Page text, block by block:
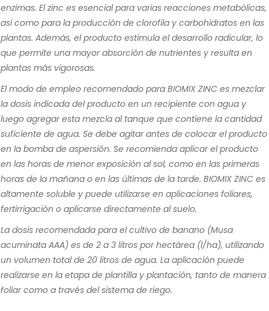
enzimas. El zinc es esencial para varias reacciones metabólicas,
así como para la producción de clorofila y carbohidratos en las
plantas. Además, el producto estimula el desarrollo radicular, lo
que permite una mayor absorción de nutrientes y resulta en
plantas más vigorosas.
El modo de empleo recomendado para BIOMIX ZINC es mezclar
la dosis indicada del producto en un recipiente con agua y
luego agregar esta mezcla al tanque que contiene la cantidad
suficiente de agua. Se debe agitar antes de colocar el producto
en la bomba de aspersión. Se recomienda aplicar el producto
en las horas de menor exposición al sol, como en las primeras
horas de la mañana o en las últimas de la tarde. BIOMIX ZINC es
altamente soluble y puede utilizarse en aplicaciones foliares,
fertirrigación o aplicarse directamente al suelo.
La dosis recomendada para el cultivo de banano (Musa
acuminata AAA) es de 2 a 3 litros por hectárea (l/ha), utilizando
un volumen total de 20 litros de agua. La aplicación puede
realizarse en la etapa de plantilla y plantación, tanto de manera
foliar como a través del sistema de riego.